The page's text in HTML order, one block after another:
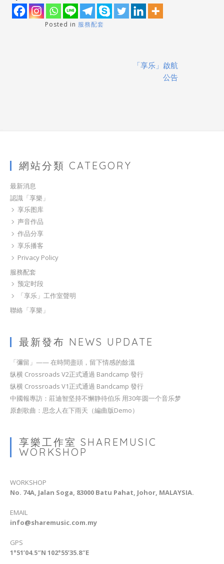
Posted in 服務配套
「享乐」啟航
公告
網站分類 CATEGORY
最新消息
認識「享樂」
享乐图库
声音作品
作品分享
享乐播客
Privacy Policy
服務配套
预定时段
「享乐」工作室聲明
聯絡「享樂」
最新發布 NEWS UPDATE
「彌留」—— 在時間盡頭，留下情感的餘溫
纵横 Crossroads V2正式通過 Bandcamp 發行
纵横 Crossroads V1正式通過 Bandcamp 發行
中國報專訪：莊迪智坚持不懈静待伯乐 用30年圆一个音乐梦
原創歌曲：思念人在下雨天（編曲版Demo）
享樂工作室 SHAREMUSIC
WORKSHOP
WORKSHOP
No. 74A, Jalan Soga, 83000 Batu Pahat, Johor, MALAYSIA.
EMAIL
info@sharemusic.com.my
GPS
1°51’04.5″N 102°55’35.8″E